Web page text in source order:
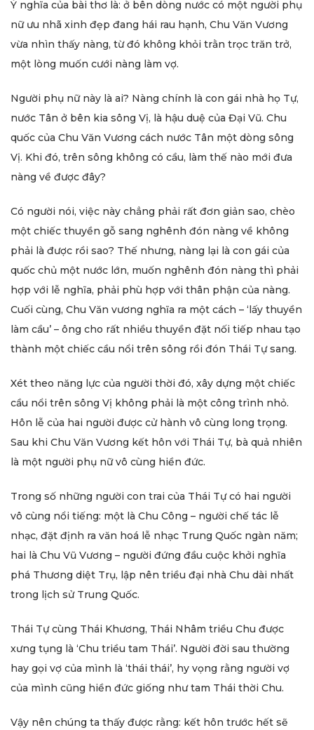
Ý nghĩa của bài thơ là: ở bên dòng nước có một người phụ
nữ ưu nhã xinh đẹp đang hái rau hạnh, Chu Văn Vương
vừa nhìn thấy nàng, từ đó không khỏi trằn trọc trăn trở,
một lòng muốn cưới nàng làm vợ.
Người phụ nữ này là ai? Nàng chính là con gái nhà họ Tự,
nước Tân ở bên kia sông Vị, là hậu duệ của Đại Vũ. Chu
quốc của Chu Văn Vương cách nước Tân một dòng sông
Vị. Khi đó, trên sông không có cầu, làm thế nào mới đưa
nàng về được đây?
Có người nói, việc này chẳng phải rất đơn giản sao, chèo
một chiếc thuyền gỗ sang nghênh đón nàng về không
phải là được rồi sao? Thế nhưng, nàng lại là con gái của
quốc chủ một nước lớn, muốn nghênh đón nàng thì phải
hợp với lễ nghĩa, phải phù hợp với thân phận của nàng.
Cuối cùng, Chu Văn vương nghĩa ra một cách – ‘lấy thuyền
làm cầu’ – ông cho rất nhiều thuyền đặt nối tiếp nhau tạo
thành một chiếc cầu nổi trên sông rồi đón Thái Tự sang.
Xét theo năng lực của người thời đó, xây dựng một chiếc
cầu nổi trên sông Vị không phải là một công trình nhỏ.
Hôn lễ của hai người được cử hành vô cùng long trọng.
Sau khi Chu Văn Vương kết hôn với Thái Tự, bà quả nhiên
là một người phụ nữ vô cùng hiền đức.
Trong số những người con trai của Thái Tự có hai người
vô cùng nổi tiếng: một là Chu Công – người chế tác lễ
nhạc, đặt định ra văn hoá lễ nhạc Trung Quốc ngàn năm;
hai là Chu Vũ Vương – người đứng đầu cuộc khởi nghĩa
phá Thương diệt Trụ, lập nên triều đại nhà Chu dài nhất
trong lịch sử Trung Quốc.
Thái Tự cùng Thái Khương, Thái Nhâm triều Chu được
xưng tụng là ‘Chu triều tam Thái’. Người đời sau thường
hay gọi vợ của mình là ‘thái thái’, hy vọng rằng người vợ
của mình cũng hiền đức giống như tam Thái thời Chu.
Vậy nên chúng ta thấy được rằng: kết hôn trước hết sẽ